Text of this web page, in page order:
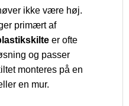
ikke være høj.
primært af
er ofte
og passer
monteres på en
en mur.